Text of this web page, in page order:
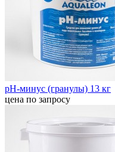
pH-минус (гранулы) 13 кг
цена по запросу